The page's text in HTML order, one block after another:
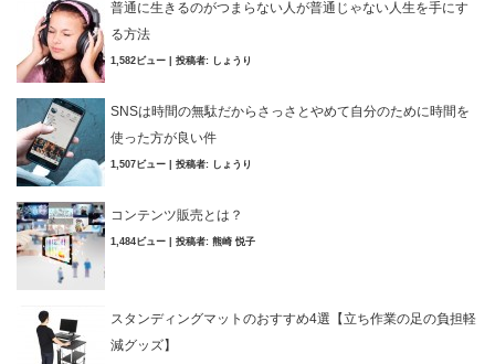
普通に生きるのがつまらない人が普通じゃない人生を手にす
る方法
1,582ビュー 投稿者: しょうり
SNSは時間の無駄だからさっさとやめて自分のために時間を
使った方が良い件
1,507ビュー 投稿者: しょうり
コンテンツ販売とは？
1,484ビュー 投稿者: 熊崎 悦子
スタンディングマットのおすすめ4選【立ち作業の足の負担軽
減グッズ】